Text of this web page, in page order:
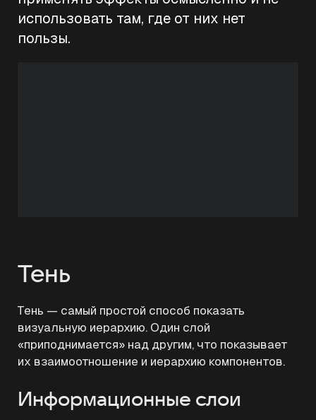
использовать там, где от них нет
пользы.
Тень
Тень — самый простой способ показать
визуальную иерархию. Один слой
«приподнимается» над другим, что показывает
их взаимоотношение и иерархию компонентов.
Информационные слои